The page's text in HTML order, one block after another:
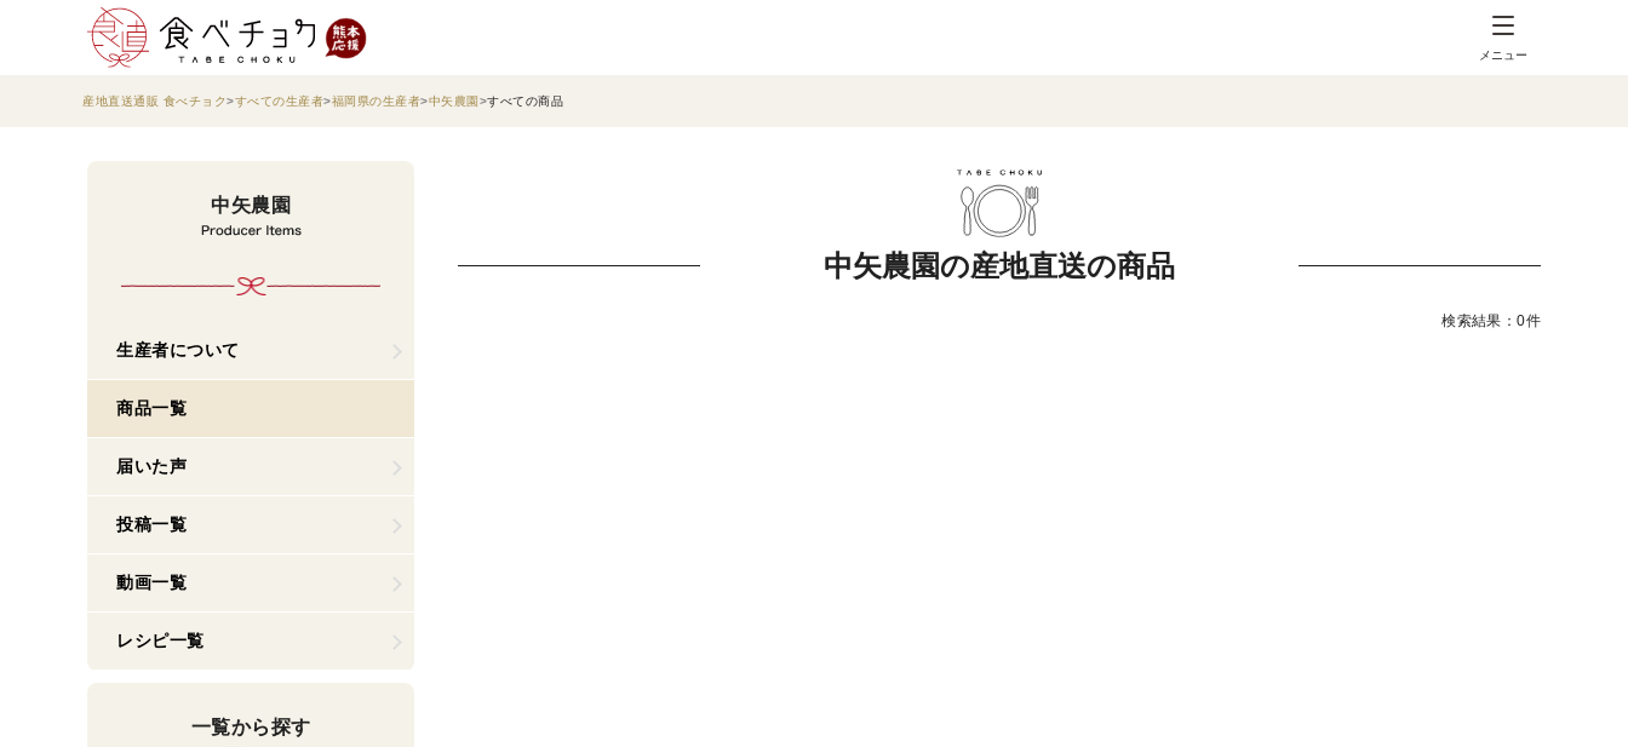
メニュー
産地直送通販 食べチョク すべての生産者 福岡県の生産者 中矢農園 すべての商品
中矢農園
生産者について
商品一覧
届いた声
投稿一覧
動画一覧
レシピ一覧
一覧から探す
中矢農園の産地直送の商品
検索結果：0件